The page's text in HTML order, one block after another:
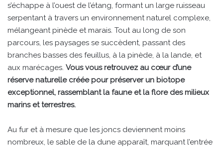
s’échappe à l’ouest de l’étang, formant un large ruisseau
serpentant à travers un environnement naturel complexe,
mélangeant pinède et marais. Tout au long de son
parcours, les paysages se succèdent, passant des
branches basses des feuillus, à la pinède, à la lande, et
aux marécages. Vous vous retrouvez au cœur d’une
réserve naturelle créée pour préserver un biotope
exceptionnel, rassemblant la faune et la flore des milieux
marins et terrestres.
Au fur et à mesure que les joncs deviennent moins
nombreux, le sable de la dune apparaît, marquant l’entrée